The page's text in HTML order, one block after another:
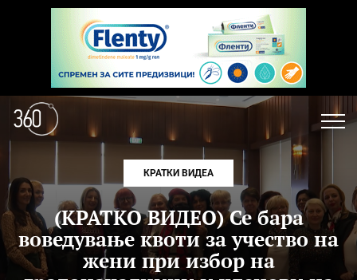
КРАТКИ ВИДЕА
(КРАТКО ВИДЕО) Се бара
воведување квоти за учество на
жени при избор на